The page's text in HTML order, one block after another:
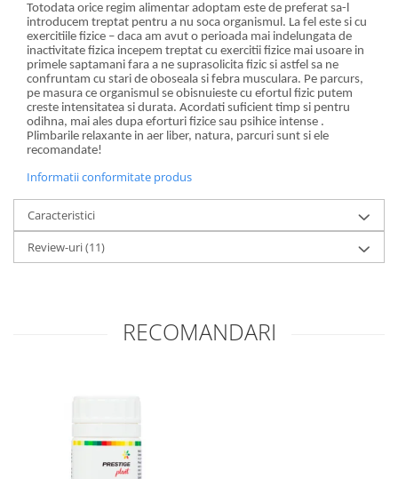
Totodata orice regim alimentar adoptam este de preferat sa-l
introducem treptat pentru a nu soca organismul. La fel este si cu
exercitiile fizice – daca am avut o perioada mai indelungata de
inactivitate fizica incepem treptat cu exercitii fizice mai usoare in
primele saptamani fara a ne suprasolicita fizic si astfel sa ne
confruntam cu stari de oboseala si febra musculara. Pe parcurs,
pe masura ce organismul se obisnuieste cu efortul fizic putem
creste intensitatea si durata. Acordati suficient timp si pentru
odihna, mai ales dupa eforturi fizice sau psihice intense .
Plimbarile relaxante in aer liber, natura, parcuri sunt si ele
recomandate!
Informatii conformitate produs
Caracteristici
Review-uri(11)
RECOMANDARI